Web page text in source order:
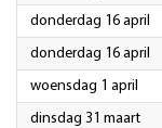
donderdag 16 april
donderdag 16 april
woensdag 1 april
dinsdag 31 maart2026